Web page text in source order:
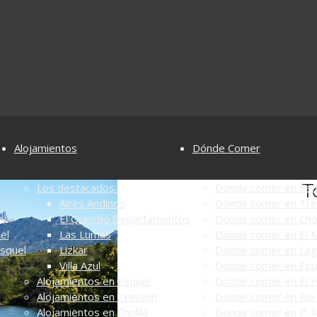
Alojamientos
Los destacados...
Aires Andinos
El Quincho Departamentos
Las Lumas
Lizkar
Villa Azul
Alojamientos en Esquel
Alojamientos en Trevelin
Alojamientos en Cholila
Dónde Comer
Dónde comer en
Dónde comer en
Dónde comer en El
Dónde comer en
Dónde comer en P.